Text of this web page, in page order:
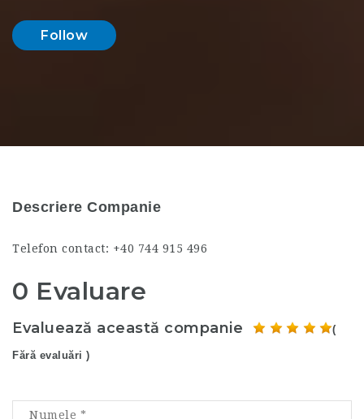
Follow
Descriere Companie
Telefon contact: +40 744 915 496
0 Evaluare
Evaluează această companie (
Fără evaluări )